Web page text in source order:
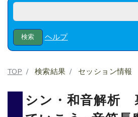
ヘルプ
TOP 検索結果 セッション情報
シン・和音解析